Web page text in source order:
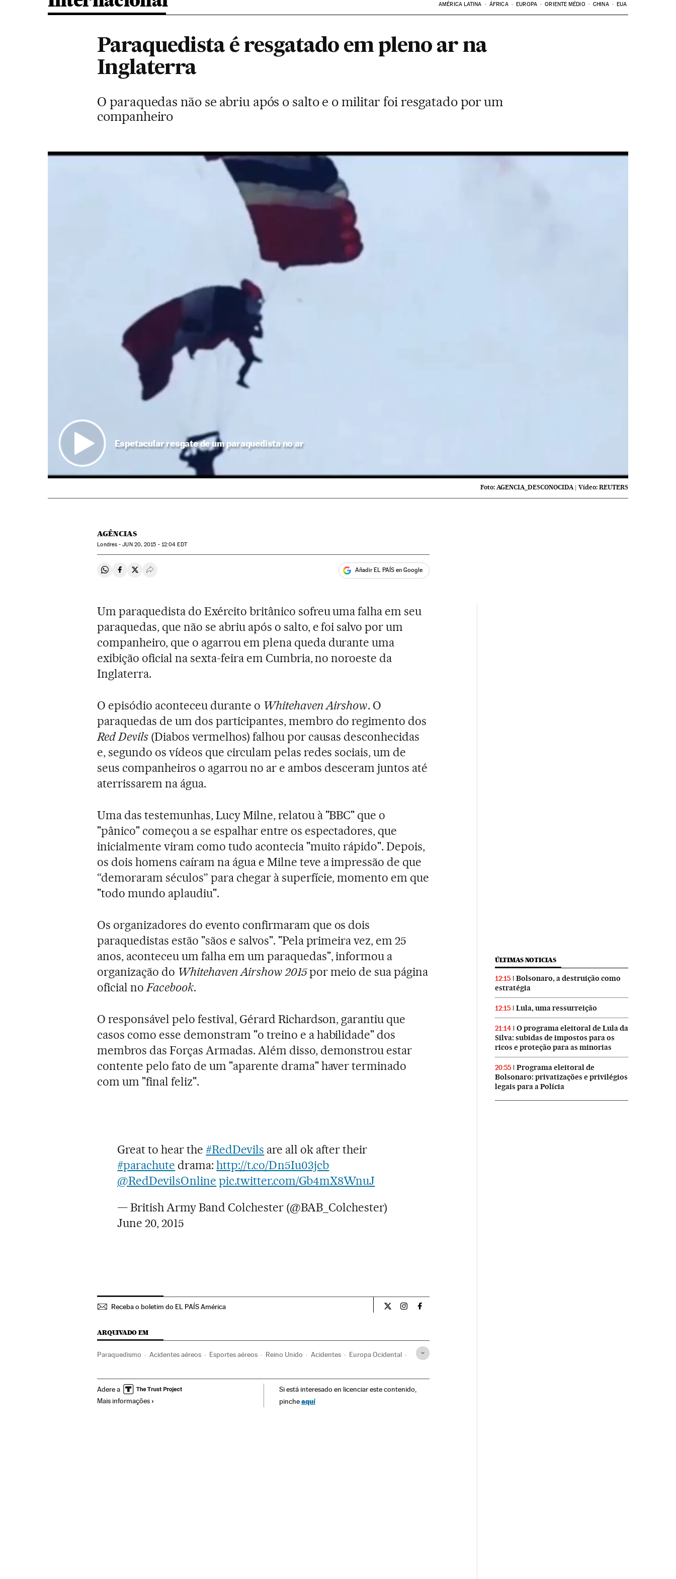
AMÉRICA LATINA ÁFRICA EUROPA ORIENTE MÉDIO CHINA EUA
Paraquedista é resgatado em pleno ar na
Inglaterra
O paraquedas não se abriu após o salto e o militar foi resgatado por um
companheiro
Espetacular resgate de um paraquedista no ar
Foto: AGENCIA_DESCONOCIDA |Vídeo: REUTERS
AGÊNCIAS
Londres -JUN20, 2015 - 12:04 EDT
Compartir en Whatsapp
Compartir en Facebook
Compartir en Twitter
Desplegar Redes Sociales Añadir EL PAÍS en Google
Um paraquedista do Exército britânico sofreu uma falha em seu
paraquedas, que não se abriu após o salto, e foi salvo por um
companheiro, que o agarrou em plena queda durante uma
exibição oficial na sexta-feira em Cumbria, no noroeste da
Inglaterra.
O episódio aconteceu durante o Whitehaven Airshow. O
paraquedas de um dos participantes, membro do regimento dos
Red Devils (Diabos vermelhos) falhou por causas desconhecidas
e, segundo os vídeos que circulam pelas redes sociais, um de
seus companheiros o agarrou no ar e ambos desceram juntos até
aterrissarem na água.
Uma das testemunhas, Lucy Milne, relatou à "BBC" que o
"pânico" começou a se espalhar entre os espectadores, que
inicialmente viram como tudo acontecia "muito rápido". Depois,
os dois homens caíram na água e Milne teve a impressão de que
“demoraram séculos” para chegar à superfície, momento em que
"todo mundo aplaudiu".
Os organizadores do evento confirmaram que os dois
paraquedistas estão "sãos e salvos". "Pela primeira vez, em 25
anos, aconteceu um falha em um paraquedas", informou a
organização do Whitehaven Airshow 2015por meio de sua página
oficial noFacebook.
O responsável pelo festival, Gérard Richardson, garantiu que
casos como esse demonstram "o treino e a habilidade" dos
membros das Forças Armadas. Além disso, demonstrou estar
contente pelo fato de um "aparente drama" haver terminado
com um "final feliz".
Great to hear the #RedDevils are all ok after their
#parachute drama:http://t.co/Dn5Iu03jcb
@RedDevilsOnline pic.twitter.com/Gb4mX8WnuJ
— British Army Band Colchester (@BAB_Colchester)
June 20, 2015
Receba o boletim do EL PAÍS América Internacional El País Brasil en Twitter
Internacional El País Brasil en Instagram
Internacional El País Brasil en Facebook
ARQUIVADO EM
Paraquedismo Acidentes aéreos Esportes aéreos Reino Unido Acidentes Europa Ocidental
Adere a
Mais informações
Si está interesado en licenciar este contenido,
pincheaquí
ÚLTIMAS NOTICIAS
12:15
Bolsonaro, a destruição como
estratégia
12:15 Lula, uma ressurreição
21:14
O programa eleitoral de Lula da
Silva: subidas de impostos para os
ricos e proteção para as minorias
20:55
Programa eleitoral de
Bolsonaro: privatizações e privilégios
legais para a Polícia